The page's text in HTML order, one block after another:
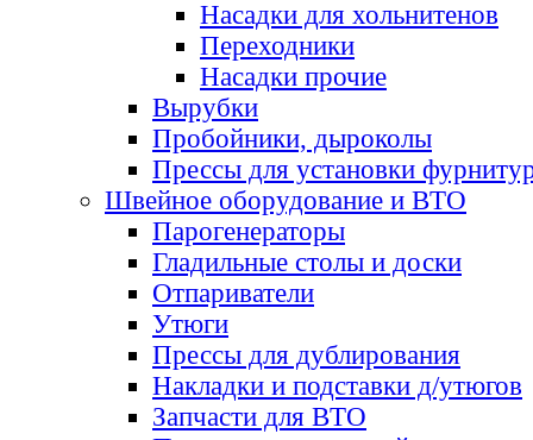
Насадки для хольнитенов
Переходники
Насадки прочие
Вырубки
Пробойники, дыроколы
Прессы для установки
Швейное оборудование и ВТО
Парогенераторы
Гладильные столы и доски
Отпариватели
Утюги
Прессы для дублирования
Накладки и подставки д/утюгов
Запчасти для ВТО